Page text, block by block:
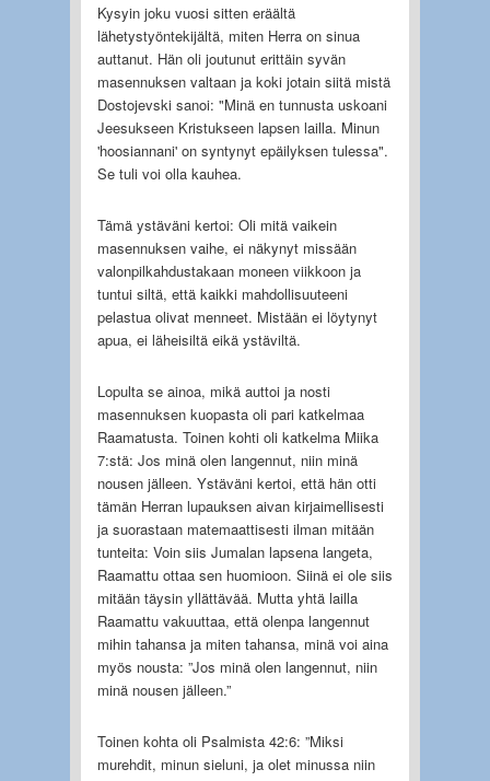
Kysyin joku vuosi sitten eräältä
lähetystyöntekijältä, miten Herra on sinua
auttanut. Hän oli joutunut erittäin syvän
masennuksen valtaan ja koki jotain siitä mistä
Dostojevski sanoi: "Minä en tunnusta uskoani
Jeesukseen Kristukseen lapsen lailla. Minun
'hoosiannani' on syntynyt epäilyksen tulessa".
Se tuli voi olla kauhea.
Tämä ystäväni kertoi: Oli mitä vaikein
masennuksen vaihe, ei näkynyt missään
valonpilkahdustakaan moneen viikkoon ja
tuntui siltä, että kaikki mahdollisuuteeni
pelastua olivat menneet. Mistään ei löytynyt
apua, ei läheisiltä eikä ystäviltä.
Lopulta se ainoa, mikä auttoi ja nosti
masennuksen kuopasta oli pari katkelmaa
Raamatusta. Toinen kohti oli katkelma Miika
7:stä: Jos minä olen langennut, niin minä
nousen jälleen. Ystäväni kertoi, että hän otti
tämän Herran lupauksen aivan kirjaimellisesti
ja suorastaan matemaattisesti ilman mitään
tunteita: Voin siis Jumalan lapsena langeta,
Raamattu ottaa sen huomioon. Siinä ei ole siis
mitään täysin yllättävää. Mutta yhtä lailla
Raamattu vakuuttaa, että olenpa langennut
mihin tahansa ja miten tahansa, minä voi aina
myös nousta: ”Jos minä olen langennut, niin
minä nousen jälleen.”
Toinen kohta oli Psalmista 42:6: ”Miksi
murehdit, minun sieluni, ja olet minussa niin